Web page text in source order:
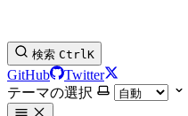
検索 CtrlK
GitHub
Twitter
テーマの選択